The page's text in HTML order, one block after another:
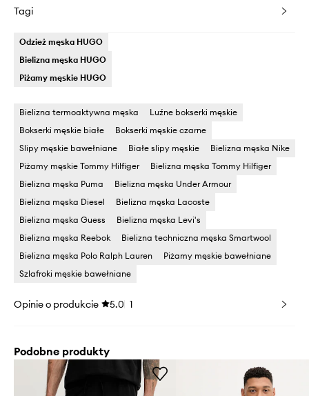
Tagi
Odzież męska HUGO
Bielizna męska HUGO
Piżamy męskie HUGO
Bielizna termoaktywna męska
Luźne bokserki męskie
Bokserki męskie białe
Bokserki męskie czarne
Slipy męskie bawełniane
Białe slipy męskie
Bielizna męska Nike
Piżamy męskie Tommy Hilfiger
Bielizna męska Tommy Hilfiger
Bielizna męska Puma
Bielizna męska Under Armour
Bielizna męska Diesel
Bielizna męska Lacoste
Bielizna męska Guess
Bielizna męska Levi's
Bielizna męska Reebok
Bielizna techniczna męska Smartwool
Bielizna męska Polo Ralph Lauren
Piżamy męskie bawełniane
Szlafroki męskie bawełniane
Opinie o produkcie 5.0 1
Podobne produkty